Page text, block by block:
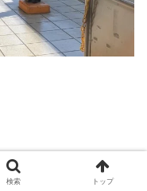
検索 トップ